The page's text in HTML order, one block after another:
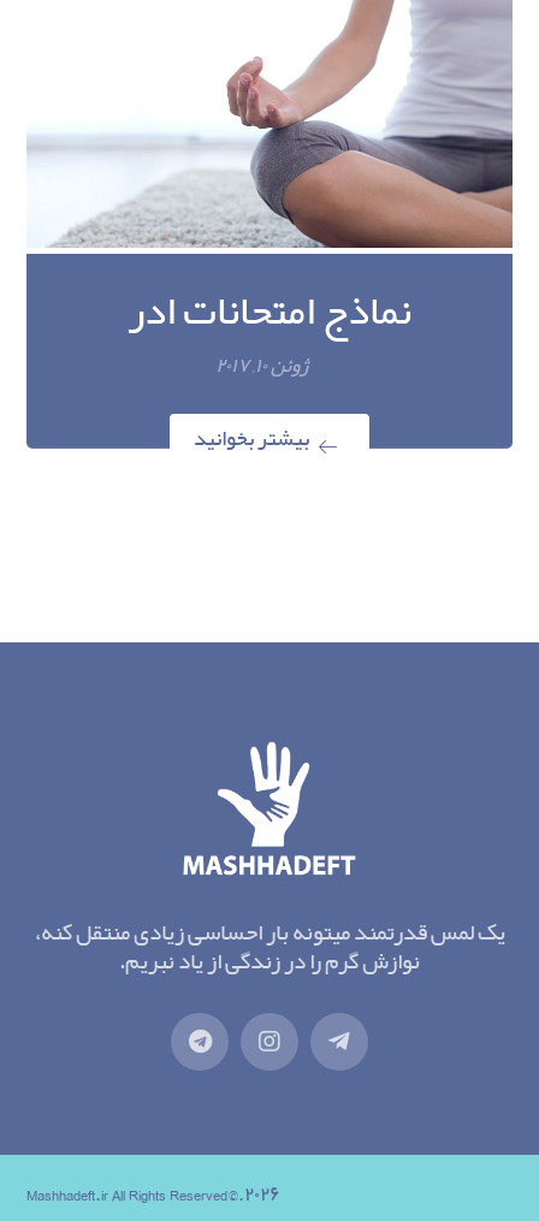
نماذج امتحانات ادر
ژوئن ۱۰, ۲۰۱۷
بیشتر بخوانید
یک لمس قدرتمند میتونه بار احساسی زیادی منتقل کنه،
نوازش گرم را در زندگی از یاد نبریم.
۲۰۲۶.©Mashhadeft.ir All Rights Reserved